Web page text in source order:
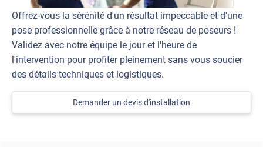
Offrez-vous la sérénité d'un résultat impeccable et d'une
pose professionnelle grâce à notre réseau de poseurs !
Validez avec notre équipe le jour et l'heure de
l'intervention pour profiter pleinement sans vous soucier
des détails techniques et logistiques.
Demander un devis d'installation